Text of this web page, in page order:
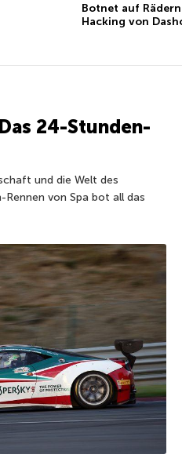
Botnet auf
Hacking von
24-Stunden-
und die Welt des
von Spa bot all das